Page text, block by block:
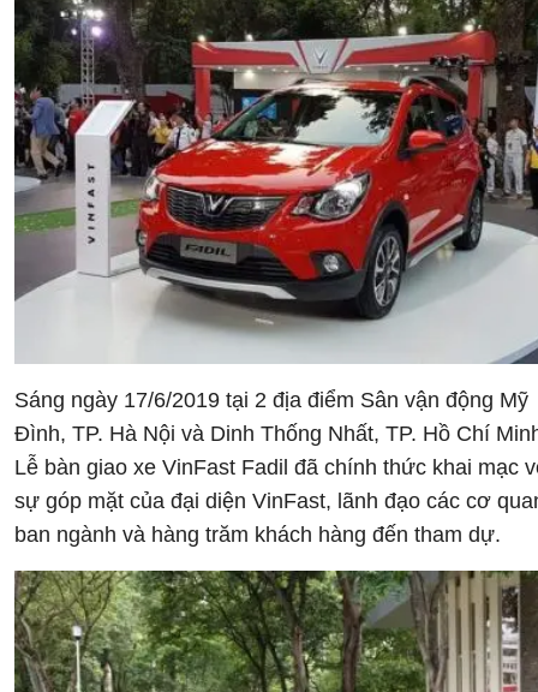
Sáng ngày 17/6/2019 tại 2 địa điểm Sân vận động Mỹ
Đình, TP. Hà Nội và Dinh Thống Nhất, TP. Hồ Chí
Lễ bàn giao xe VinFast Fadil đã chính thức khai mạc
sự góp mặt của đại diện VinFast, lãnh đạo các cơ
ban ngành và hàng trăm khách hàng đến tham dự.